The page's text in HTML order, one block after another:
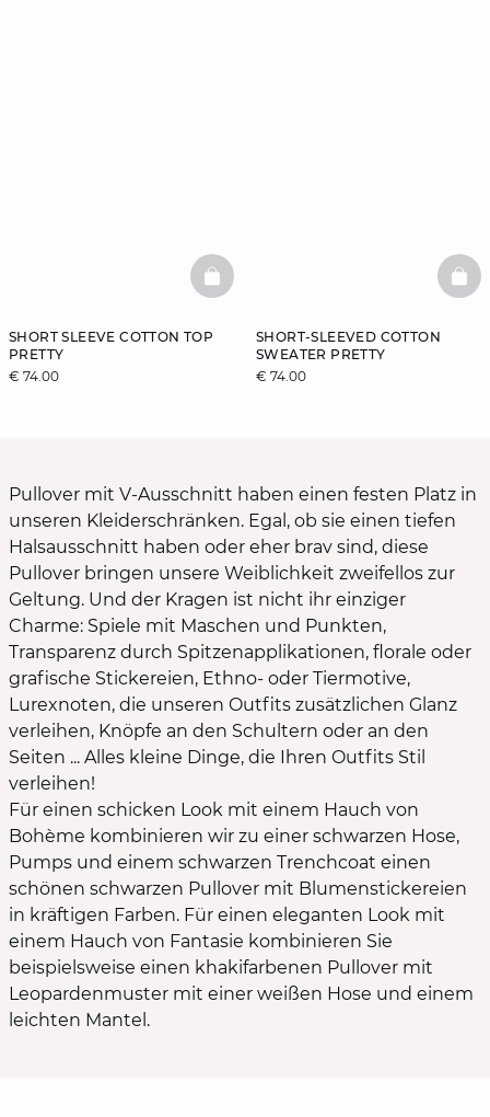
SHORT SLEEVE COTTON TOP
PRETTY
€ 74.00
BASKETFULL
SHORT-SLEEVED COTTON
SWEATER PRETTY
€ 74.00
Pullover mit V-Ausschnitt haben einen festen Platz in
unseren Kleiderschränken. Egal, ob sie einen tiefen
Halsausschnitt haben oder eher brav sind, diese
Pullover bringen unsere Weiblichkeit zweifellos zur
Geltung. Und der Kragen ist nicht ihr einziger
Charme: Spiele mit Maschen und Punkten,
Transparenz durch Spitzenapplikationen, florale oder
grafische Stickereien, Ethno- oder Tiermotive,
Lurexnoten, die unseren Outfits zusätzlichen Glanz
verleihen, Knöpfe an den Schultern oder an den
Seiten ... Alles kleine Dinge, die Ihren Outfits Stil
verleihen!
Für einen schicken Look mit einem Hauch von
Bohème kombinieren wir zu einer schwarzen Hose,
Pumps und einem schwarzen Trenchcoat einen
schönen schwarzen Pullover mit Blumenstickereien
in kräftigen Farben. Für einen eleganten Look mit
einem Hauch von Fantasie kombinieren Sie
beispielsweise einen khakifarbenen Pullover mit
Leopardenmuster mit einer weißen Hose und einem
leichten Mantel.